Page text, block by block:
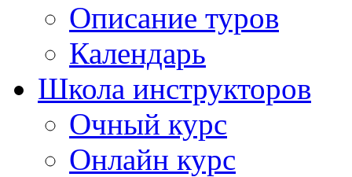
Описание туров
Календарь
Школа инструкторов
Очный курс
Онлайн курс